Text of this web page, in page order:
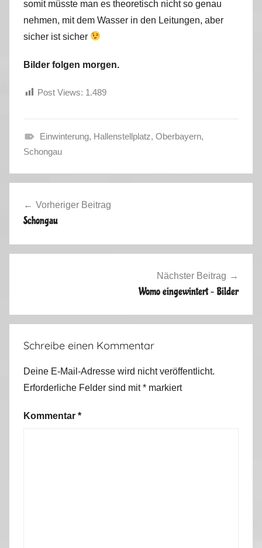
somit müsste man es theoretisch nicht so genau
nehmen, mit dem Wasser in den Leitungen, aber
sicher ist sicher
Bilder folgen morgen.
Post Views: 1.489
H
r
t
2
Einwinterung, Hallenstellplatz, Oberbayern,
Schongau
Vorheriger Beitrag
Schongau
Nächster Beitrag
Womo eingewintert – Bilder
Schreibe einen Kommentar
Deine E-Mail-Adresse wird nicht veröffentlicht.
Erforderliche Felder sind mit* markiert
Kommentar *